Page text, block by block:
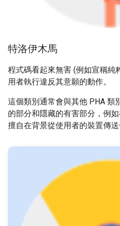
特洛伊木馬
程式碼看起來無害 (例如宣稱純
用者執行違反其意願的動作。
這個類別通常會與其他 PHA 類
的部分和隱藏的有害部分，例
擅自在背景從使用者的裝置傳送